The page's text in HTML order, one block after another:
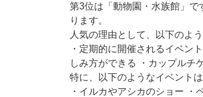
第3位は「動物園・水族館」
ります。
人気の理由として、以下のよ
・定期的に開催されるイベン
しみ方ができる ・カップルチ
特に、以下のようなイベント
・イルカやアシカのショー